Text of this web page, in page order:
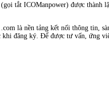
tắt ICOManpower) được thành
là nền tảng kết nối thông tin,
đăng ký. Để được tư vấn, ứng